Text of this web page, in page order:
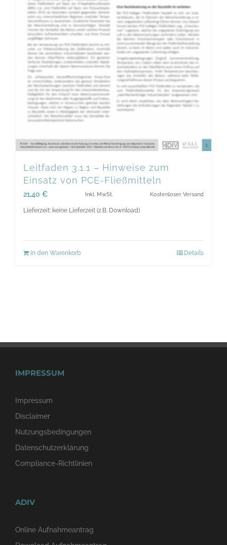
Leitfaden 3.1.1 – Hinweise zum
Einsatz von PCE-Fließmitteln
21,40 € Inkl. MwSt. Kostenloser Versand
Lieferzeit: keine Lieferzeit (z.B. Download)
In den Warenkorb Details
IMPRESSUM
Impressum
Disclaimer
Nutzungsbedingungen
Datenschutzerklärung
Compliance-Richtlinien
ADIV
Online Aufnahmeantrag